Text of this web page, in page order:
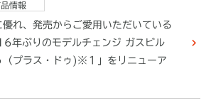
情報
れ、発売からご愛用いただいている
年ぶりのモデルチェンジ ガスビル
（プラス・ドゥ)※１」をリニューア